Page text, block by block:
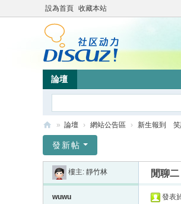
設為首頁 收藏本站
論壇
竹
» 論壇 › 網站公告區 › 新生報到 笑
發新帖
樓主: 靜竹林 閒聊二
wuwu 發表